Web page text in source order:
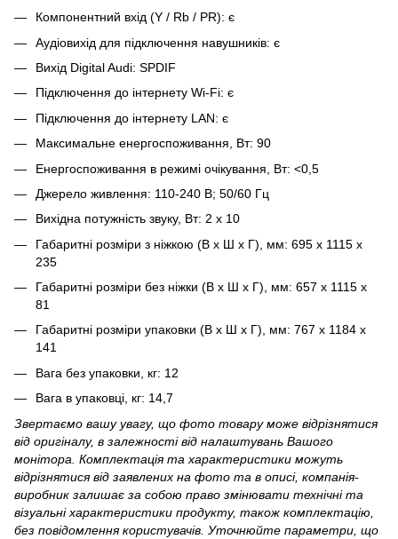
Компонентний вхід (Y / Rb / PR): є
Аудіовихід для підключення навушників: є
Вихід Digital Audi: SPDIF
Підключення до інтернету Wi-Fi: є
Підключення до інтернету LAN: є
Максимальне енергоспоживання, Вт: 90
Енергоспоживання в режимі очікування, Вт: <0,5
Джерело живлення: 110-240 В; 50/60 Гц
Вихідна потужність звуку, Вт: 2 x 10
Габаритні розміри з ніжкою (В х Ш х Г), мм: 695 х 1115 х
235
Габаритні розміри без ніжки (В х Ш х Г), мм: 657 х 1115 х
81
Габаритні розміри упаковки (В х Ш х Г), мм: 767 х 1184 х
141
Вага без упаковки, кг: 12
Вага в упаковці, кг: 14,7
Звертаємо вашу увагу, що фото товару може відрізнятися
від оригіналу, в залежності від налаштувань Вашого
монітора. Комплектація та характеристики можуть
відрізнятися від заявлених на фото та в описі, компанія-
виробник залишає за собою право змінювати технічні та
візуальні характеристики продукту, також комплектацію,
без повідомлення користувачів. Уточнюйте параметри, що